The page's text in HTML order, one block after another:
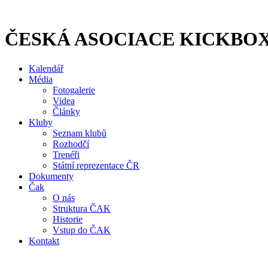
obsahu
ČESKÁ ASOCIACE
Kalendář
Média
Fotogalerie
Videa
Články
Kluby
Seznam klubů
Rozhodčí
Trenéři
Státní reprezentace ČR
Dokumenty
Čak
O nás
Struktura ČAK
Historie
Vstup do ČAK
Kontakt